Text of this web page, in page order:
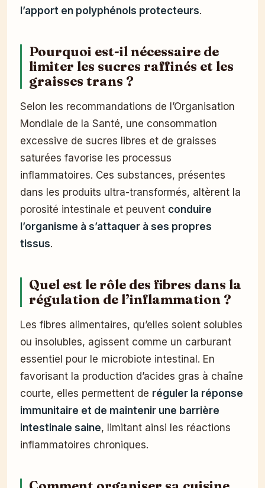
l’apport en polyphénols protecteurs.
Pourquoi est-il nécessaire de
limiter les sucres raffinés et les
graisses trans ?
Selon les recommandations de l’Organisation
Mondiale de la Santé, une consommation
excessive de sucres libres et de graisses
saturées favorise les processus
inflammatoires. Ces substances, présentes
dans les produits ultra-transformés, altèrent la
porosité intestinale et peuvent conduire
l’organisme à s’attaquer à ses propres
tissus.
Quel est le rôle des fibres dans la
régulation de l’inflammation ?
Les fibres alimentaires, qu’elles soient solubles
ou insolubles, agissent comme un carburant
essentiel pour le microbiote intestinal. En
favorisant la production d’acides gras à chaîne
courte, elles permettent de réguler la réponse
immunitaire et de maintenir une barrière
intestinale saine, limitant ainsi les réactions
inflammatoires chroniques.